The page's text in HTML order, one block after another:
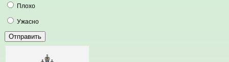
Плохо
Ужасно